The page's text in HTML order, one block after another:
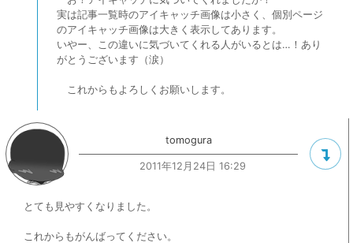
実は記事一覧時のアイキャッチ画像は小さく、個別ページ
のアイキャッチ画像は大きく表示してあります。
いやー、この違いに気づいてくれる人がいるとは…！あり
がとうございます（涙）
これからもよろしくお願いします。
tomogura
2011年12月24日 16:29
とても見やすくなりました。
これからもがんばってください。